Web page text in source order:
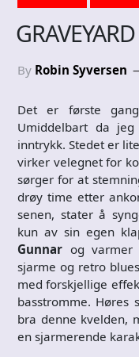
By Robin Syversen
Det er første
Umiddelbart da
inntrykk. Stedet er
virker velegnet for
sørger for at
drøy time etter
senen, stater å
kun av sin egen
Gunnar og varmer
sjarme og retro
med forskjellige
basstromme.
bra denne kvelden,
en sjarmerende